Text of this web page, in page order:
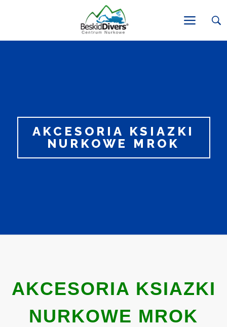
AKCESORIA KSIAZKI
NURKOWE MROK
AKCESORIA KSIAZKI
NURKOWE MROK